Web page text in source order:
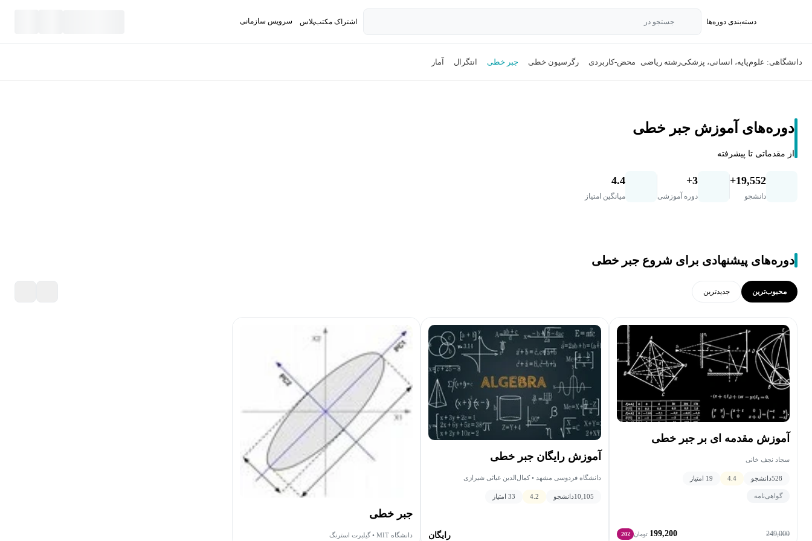
دسته‌بندی‌ دوره‌ها جستجو در اشتراک مکتب‌پلاس سرویس سازمانی
دانشگاهی: علوم‌پایه، انسانی، پزشکیرشته ریاضی محض-کاربردی رگرسیون خطی جبر خطی انتگرال آمار
دوره‌های آموزش جبر خطی
از مقدماتی تا پیشرفته
19,552+
دانشجو
3+
دوره آموزشی
4.4
میانگین امتیاز
دوره‌های پیشنهادی برای شروع جبر خطی
محبوب‌ترین جدید‌ترین
آموزش مقدمه ای بر جبر خطی
سجاد نجف خانی
528دانشجو 4.4 19 امتیاز
گواهی‌نامه
249,000
199,200 تومان 20٪
آموزش رایگان جبر خطی
دانشگاه فردوسی مشهد • کمال‌الدین غیاثی شیرازی
10,105دانشجو 4.2 33 امتیاز
رایگان
جبر خطی
دانشگاه MIT • گیلبرت استرنگ